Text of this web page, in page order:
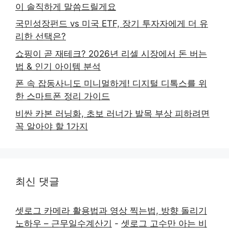
이 솔직하게 말씀드릴게요
국민성장펀드 vs 미국 ETF, 장기 투자자에게 더 유
리한 선택은?
쇼핑이 곧 재테크? 2026년 리셀 시장에서 돈 버는
법 & 인기 아이템 분석
폰 속 잡동사니도 미니멀하게! 디지털 디톡스를 위
한 스마트폰 정리 가이드
비싼 카본 러닝화, 초보 러너가 발목 부상 피하려면
꼭 알아야 할 1가지
최신 댓글
셋로그 카메라 활용법과 영상 찍는법, 방향 돌리기
노하우 – 근무일수계산기 - 셋로그 고수만 아는 비